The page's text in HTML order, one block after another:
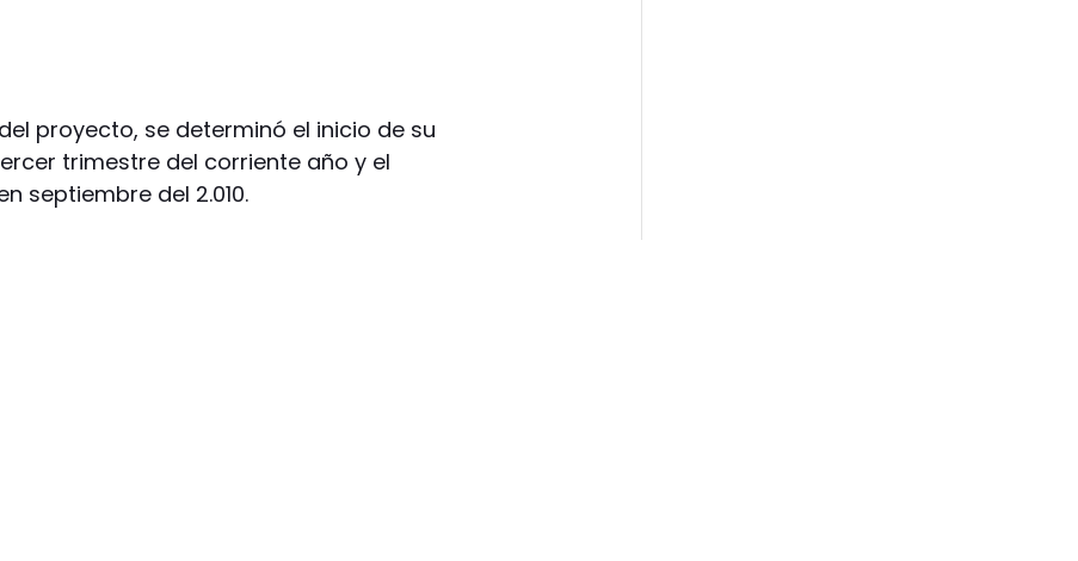
proyecto, se determinó el inicio de su
trimestre del corriente año y el
septiembre del 2.010.